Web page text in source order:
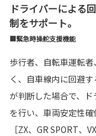
ドライバーによる
制をサポート。
■緊急時操舵支援機能
歩行者、自転車運転
く、自車線内に回避
が判断した場合で、
を行い、車両安定性確
［ZX、GR SPORT、